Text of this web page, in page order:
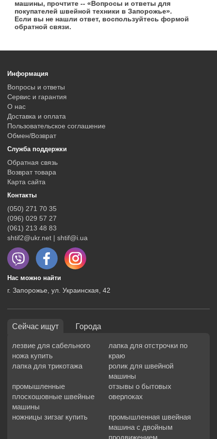
машины, прочтите -- «Вопросы и ответы для
покупателей швейной техники в Запорожье».
Если вы не нашли ответ, воспользуйтесь формой
обратной связи.
Информация
Вопросы и ответы
Сервис и гарантия
О нас
Доставка и оплата
Пользовательское соглашение
Обмен/Возврат
Служба поддержки
Обратная связь
Возврат товара
Карта сайта
Контакты
(050) 271 70 35
(096) 029 57 27
(061) 213 48 83
shtif2@ukr.net | shtif@i.ua
Нас можно найти
г. Запорожье, ул. Украинская, 42
Сейчас ищут Города
лезвие для сабельного
ножа купить
лапка для отстрочки по
краю
лапка для трикотажа
ролик для швейной
машины
промышленные
плоскошовные швейные
машины
отзывы о бытовых
оверлоках
ножницы зигзаг купить
промышленная швейная
машина с двойным
продвижением